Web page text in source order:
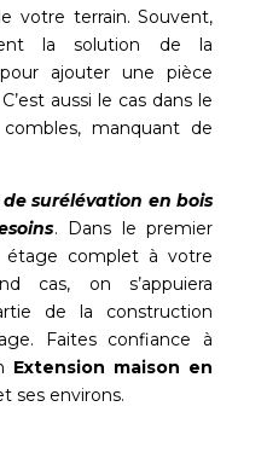
votre terrain. Souvent,
la solution de la
ajouter une pièce
aussi le cas dans le
manquant de
surélévation en bois
. Dans le premier
étage complet à votre
cas, on s’appuiera
de la construction
Faites confiance à
Extension maison en
ses environs.